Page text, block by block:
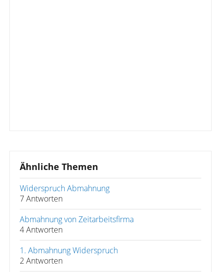
Ähnliche Themen
Widerspruch Abmahnung
7 Antworten
Abmahnung von Zeitarbeitsfirma
4 Antworten
1. Abmahnung Widerspruch
2 Antworten